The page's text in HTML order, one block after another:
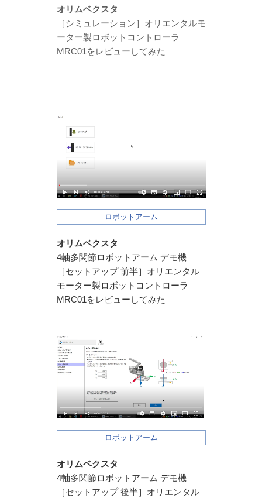
オリムベクスタ
［シミュレーション］オリエンタルモ
ーター製ロボットコントローラ
MRC01をレビューしてみた
ロボットアーム
オリムベクスタ
4軸多関節ロボットアーム デモ機
［セットアップ 前半］オリエンタル
モーター製ロボットコントローラ
MRC01をレビューしてみた
ロボットアーム
オリムベクスタ
4軸多関節ロボットアーム デモ機
［セットアップ 後半］オリエンタル